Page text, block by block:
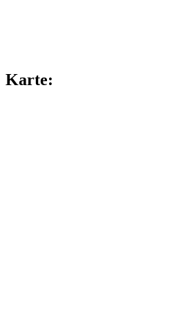
Karte: